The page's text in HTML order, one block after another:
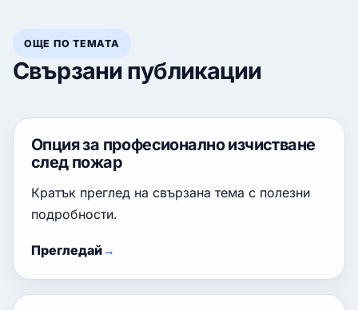
ОЩЕ ПО ТЕМАТА
Свързани публикации
Опция за професионално изчистване
след пожар
Кратък преглед на свързана тема с полезни
подробности.
Прегледай